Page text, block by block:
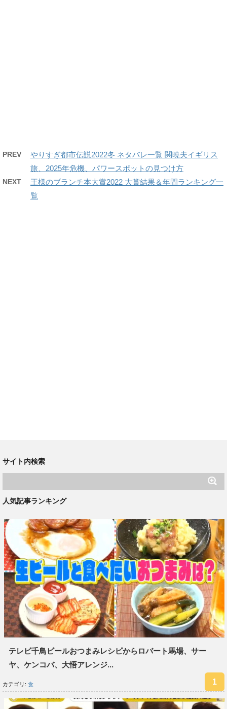
PREV
やりすぎ都市伝説2022冬 ネタバレ一覧 関暁夫イギリス
旅、2025年危機、パワースポットの見つけ方
NEXT
王様のブランチ本大賞2022 大賞結果＆年間ランキング一
覧
サイト内検索
人気記事ランキング
テレビ千鳥ビールおつまみレシピからロバート馬場、サー
ヤ、ケンコバ、大悟アレンジ...
カテゴリ: 食